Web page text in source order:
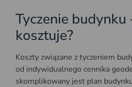
Tyczenie budynku
kosztuje?
Koszty związane z tyczeniem
od indywidualnego cennika
skomplikowany jest plan